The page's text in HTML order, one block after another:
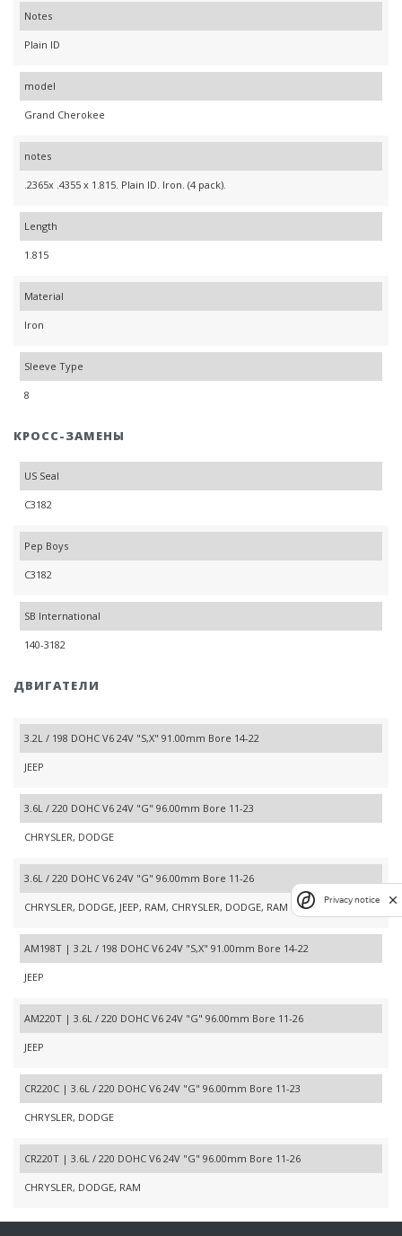
Notes
Plain ID
model
Grand Cherokee
notes
.2365x .4355 x 1.815. Plain ID. Iron. (4 pack).
Length
1.815
Material
Iron
Sleeve Type
8
КРОСС-ЗАМЕНЫ
US Seal
C3182
Pep Boys
C3182
SB International
140-3182
ДВИГАТЕЛИ
3.2L / 198 DOHC V6 24V "S,X" 91.00mm Bore 14-22
JEEP
3.6L / 220 DOHC V6 24V "G" 96.00mm Bore 11-23
CHRYSLER, DODGE
3.6L / 220 DOHC V6 24V "G" 96.00mm Bore 11-26
CHRYSLER, DODGE, JEEP, RAM, CHRYSLER, DODGE, RAM
AM198T | 3.2L / 198 DOHC V6 24V "S,X" 91.00mm Bore 14-22
JEEP
AM220T | 3.6L / 220 DOHC V6 24V "G" 96.00mm Bore 11-26
JEEP
CR220C | 3.6L / 220 DOHC V6 24V "G" 96.00mm Bore 11-23
CHRYSLER, DODGE
CR220T | 3.6L / 220 DOHC V6 24V "G" 96.00mm Bore 11-26
CHRYSLER, DODGE, RAM
Privacy notice